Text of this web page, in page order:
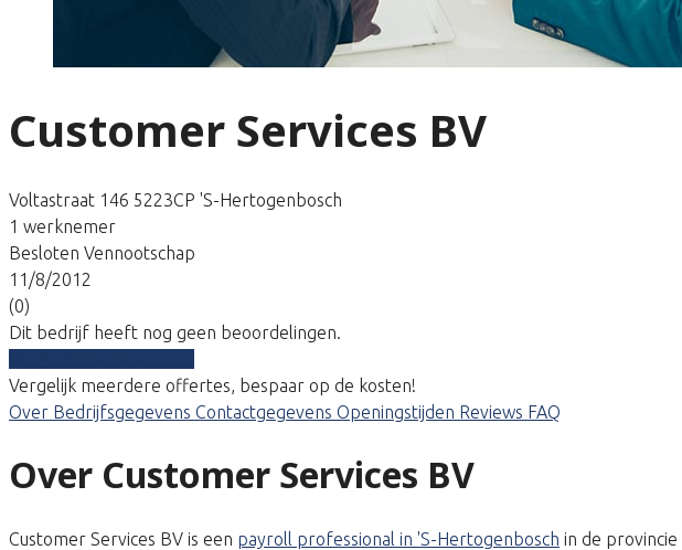
Customer Services BV
Voltastraat 146 5223CP 'S-Hertogenbosch
1 werknemer
Besloten Vennootschap
11/8/2012
(0)
Dit bedrijf heeft nog geen beoordelingen.
Vergelijk meerdere offertes, bespaar op de kosten!
Over Bedrijfsgegevens Contactgegevens Openingstijden Reviews FAQ
Over Customer Services BV
Customer Services BV is een payroll professional in 'S-Hertogenbosch in de provincie